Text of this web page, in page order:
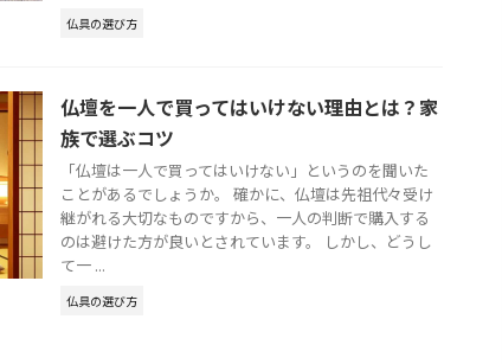
仏具の選び方
仏壇を一人で買ってはいけない理由とは？家
族で選ぶコツ
「仏壇は一人で買ってはいけない」というのを聞いた
ことがあるでしょうか。 確かに、仏壇は先祖代々受け
継がれる大切なものですから、一人の判断で購入する
のは避けた方が良いとされています。 しかし、どうし
て一 ...
仏具の選び方